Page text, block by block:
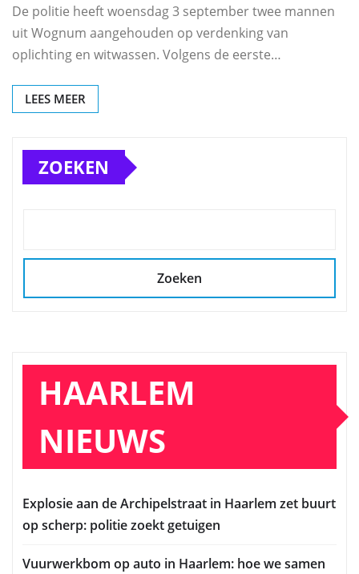
De politie heeft woensdag 3 september twee mannen
uit Wognum aangehouden op verdenking van
oplichting en witwassen. Volgens de eerste…
LEES MEER
ZOEKEN
Zoeken
HAARLEM
NIEUWS
Explosie aan de Archipelstraat in Haarlem zet buurt
op scherp: politie zoekt getuigen
Vuurwerkbom op auto in Haarlem: hoe we samen